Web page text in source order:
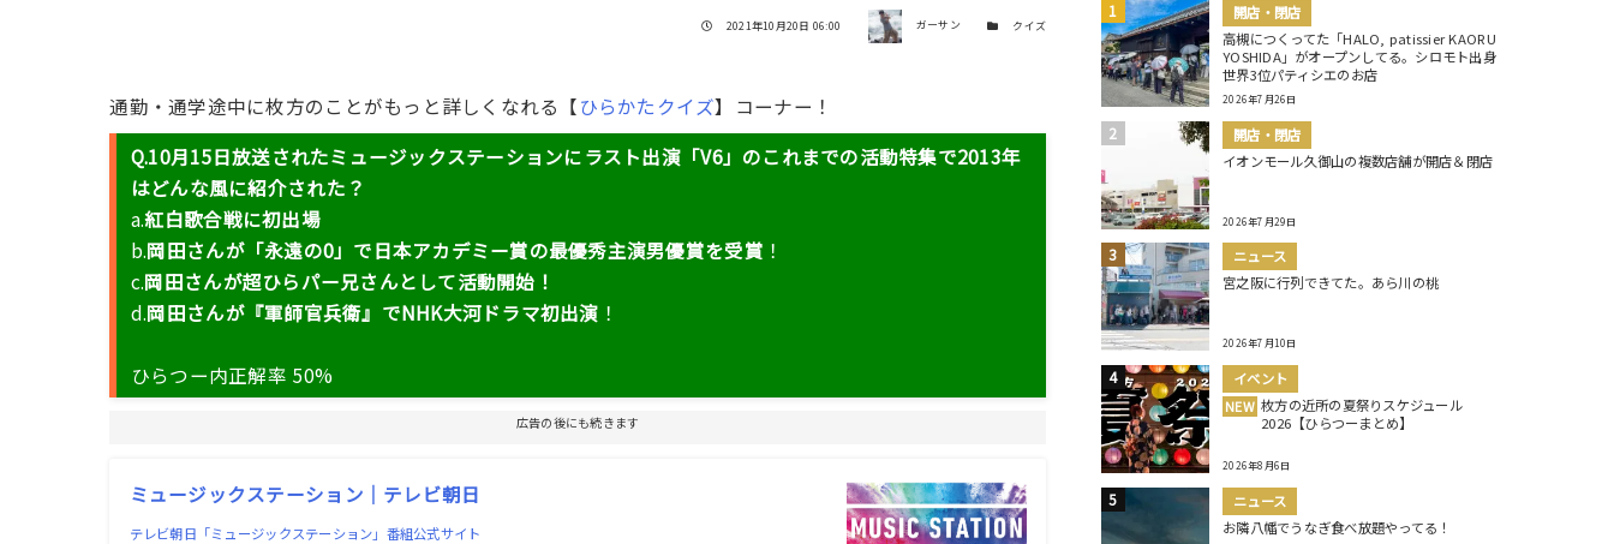
投稿日
2021年10月20日 06:00 著者 ガーサン カテゴリー
クイズ
通勤・通学途中に枚方のことがもっと詳しくなれる【ひらかたクイズ】コーナー！
Q.10月15日放送されたミュージックステーションにラスト出演「V6」のこれまでの活動特集で2013年
はどんな風に紹介された？
a.紅白歌合戦に初出場
b.岡田さんが「永遠の0」で日本アカデミー賞の最優秀主演男優賞を受賞 ！
c.岡田さんが超ひらパー兄さんとして活動開始！
d.岡田さんが『軍師官兵衛』でNHK大河ドラマ初出演 ！
ひらつー内正解率 50%
広告の後にも続きます
ミュージックステーション｜テレビ朝日
テレビ朝日「ミュージックステーション」番組公式サイト
開店・閉店
高槻につくってた「HALO, patissier KAORU
YOSHIDA」がオープンしてる。シロモト出身
世界3位パティシエのお店
2026年7月26日
開店・閉店
イオンモール久御山の複数店舗が開店＆閉店
2026年7月29日
ニュース
宮之阪に行列できてた。あら川の桃
2026年7月10日
イベント
NEW 枚方の近所の夏祭りスケジュール
2026【ひらつーまとめ】
2026年8月6日
ニュース
お隣八幡でうなぎ食べ放題やってる！